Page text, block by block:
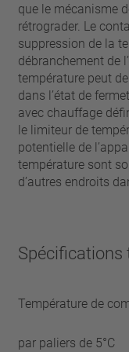
que le mécanisme
rétrograder. Le
suppression de la
débranchement de
température peut
dans l’état de
avec chauffage
le limiteur de
potentielle de
température sont
d’autres endroits
Spécifications
Température de
par paliers de 5°C